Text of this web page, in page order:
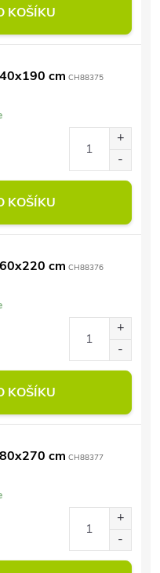
KOŠÍKU
cm CH88375
KOŠÍKU
cm CH88376
KOŠÍKU
cm CH88377